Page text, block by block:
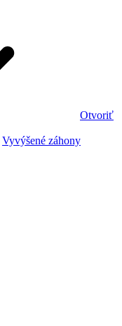
Otvoriť
Vyvýšené záhony